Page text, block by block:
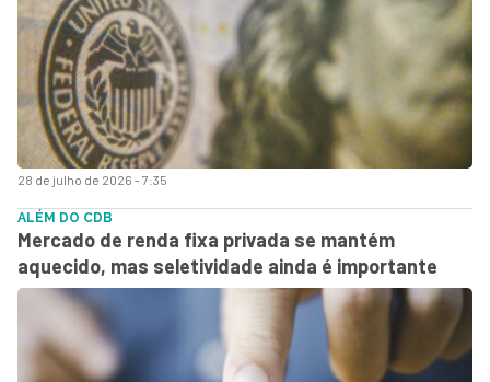
28 de julho de 2026 - 7:35
ALÉM DO CDB
Mercado de renda fixa privada se mantém
aquecido, mas seletividade ainda é importante